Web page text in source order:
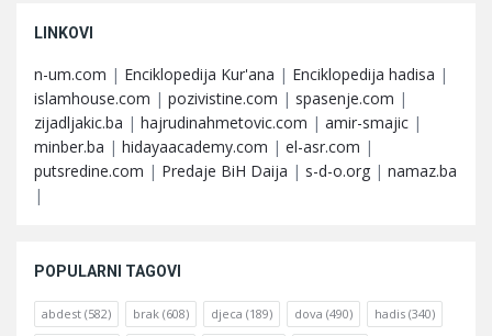
LINKOVI
n-um.com | Enciklopedija Kur'ana | Enciklopedija hadisa |
islamhouse.com | pozivistine.com | spasenje.com |
zijadljakic.ba | hajrudinahmetovic.com | amir-smajic |
minber.ba | hidayaacademy.com | el-asr.com |
putsredine.com | Predaje BiH Daija | s-d-o.org | namaz.ba
|
POPULARNI TAGOVI
abdest (582) brak (608) djeca (189) dova (490) hadis (340)